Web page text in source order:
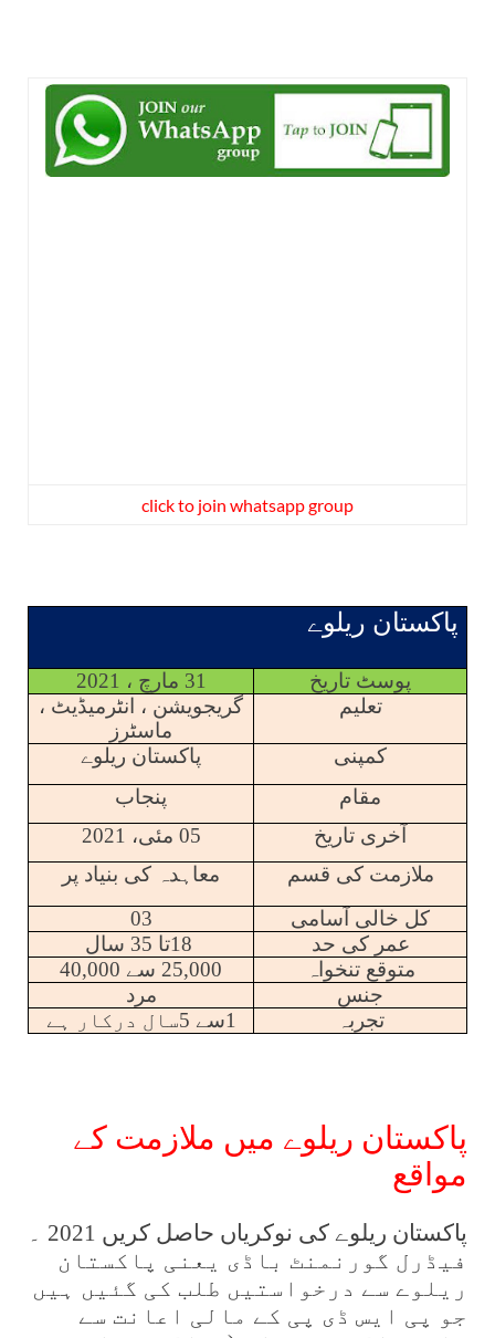
click to join whatsapp group
پاکستان ریلوے
31 مارچ ، 2021
پوسٹ تاریخ
گریجویشن ، انٹرمیڈیٹ ،
ماسٹرز
تعلیم
پاکستان ریلوے
کمپنی
پنجاب
مقام
05 مئی، 2021
آخری تاریخ
معاہدہ کی بنیاد پر
ملازمت کی قسم
03
کل خالی آسامی
18تا 35 سال
عمر کی حد
25,000 سے 40,000
متوقع تنخواہ
مرد
جنس
1سے 5سال درکار ہے
تجربہ
پاکستان ریلوے میں ملازمت کے
مواقع
پاکستان ریلوے کی نوکریاں حاصل کریں 2021 ۔
فیڈرل گورنمنٹ باڈی یعنی پاکستان
ریلوے سے درخواستیں طلب کی گئیں ہیں
جو پی ایس ڈی پی کے مالی اعانت سے